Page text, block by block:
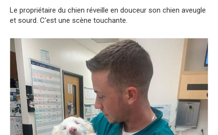
Le propriétaire du chien réveille en douceur son chien aveugle
et sourd. C’est une scène touchante.